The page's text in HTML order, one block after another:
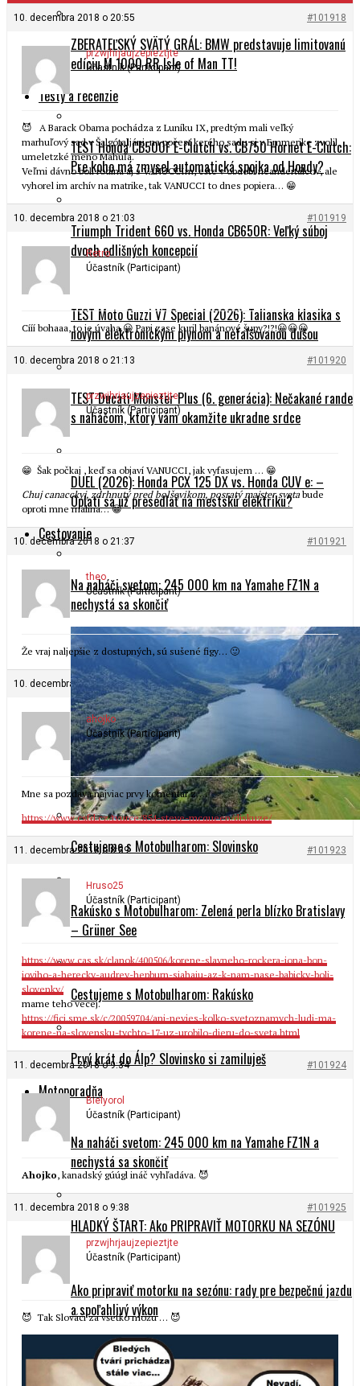
ZBERATEĽSKÝ SVÄTÝ GRÁL: BMW predstavuje limitovanú
edíciu M 1000 RR Isle of Man TT!
Testy a recenzie
TEST Honda CB500F E-Clutch vs. CB750 Hornet E-Clutch:
Pre koho má zmysel automatická spojka od Hondy?
Triumph Trident 660 vs. Honda CB650R: Veľký súboj
dvoch odlišných koncepcií
TEST Moto Guzzi V7 Special (2026): Talianska klasika s
novým elektronickým plynom a nefalšovanou dušou
TEST Ducati Monster Plus (6. generácia): Nečakané rande
s naháčom, ktorý vám okamžite ukradne srdce
DUEL (2026): Honda PCX 125 DX vs. Honda CUV e: –
Oplatí sa už presedlať na mestskú elektriku?
Cestovanie
Na naháči svetom: 245 000 km na Yamahe FZ1N a
nechystá sa skončiť
Cestujeme s Motobulharom: Slovinsko
Rakúsko s Motobulharom: Zelená perla blízko Bratislavy
– Grüner See
Cestujeme s Motobulharom: Rakúsko
Prvý krát do Álp? Slovinsko si zamiluješ
Motoporadňa
Na naháči svetom: 245 000 km na Yamahe FZ1N a
nechystá sa skončiť
HLADKÝ ŠTART: Ako PRIPRAVIŤ MOTORKU NA SEZÓNU
Ako pripraviť motorku na sezónu: rady pre bezpečnú jazdu
a spoľahlivý výkon
Airbagová vesta: technika zachraňuje životy!
10. decembra 2018 o 20:55 #101918
przwjhrjaujzepieztjte
Účastník (Participant)
😈 A Barack Obama pochádza z Luníku IX, predtým mali veľký
marhuľový sad v Šalgótaljáni, na počesť kerého sadu si v Emmerike zvolil
umeletzké meno Mahuľa.
Veľmi dávno boli rodina aj s VANUCCIm, ešte v období neandertálcov, ale
vyhorel im archív na matrike, tak VANUCCI to dnes popiera… 😁
10. decembra 2018 o 21:03 #101919
Retro
Účastník (Participant)
Cííí bohaaa, to je úvaha.😀 Papi zase kuril banánové šupy?!?!😀😀😀
10. decembra 2018 o 21:13 #101920
przwjhrjaujzepieztjte
Účastník (Participant)
😁 Šak počkaj , keď sa objaví VANUCCI, jak vyfasujem … 😁
Chuj canacckyj, zdrhnutý pred bolševikom, posratý majster sveta bude
oproti mne malina… 😁
10. decembra 2018 o 21:37 #101921
theo
Účastník (Participant)
Že vraj naljepšie z dostupných, sú sušené figy… 🙂
10. decembra 2018 o 22:09 #101922
ahojko
Účastník (Participant)
Mne sa pozdava najviac prvy komentar z…:
https://www.csfd.cz/tvurce/854-steve-mcqueen/diskuze/
11. decembra 2018 o 8:39 #101923
Hruso25
Účastník (Participant)
https://www.cas.sk/clanok/400506/korene-slavneho-rockera-jona-bon-
joviho-a-herecky-audrey-hepburn-siahaju-az-k-nam-nase-babicky-boli-
slovenky/
mame teho vecej.
https://fici.sme.sk/c/20059704/ani-nevies-kolko-svetoznamych-ludi-ma-
korene-na-slovensku-tychto-17-uz-urobilo-dieru-do-sveta.html
11. decembra 2018 o 9:34 #101924
Bielyorol
Účastník (Participant)
Ahojko, kanadský gúúgl ináč vyhľadáva. 😈
11. decembra 2018 o 9:38 #101925
przwjhrjaujzepieztjte
Účastník (Participant)
😈 Tak Slováci za všetko môžu … 😈